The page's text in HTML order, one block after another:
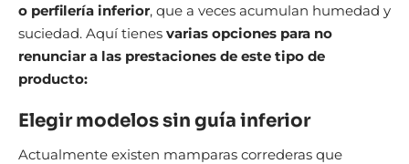
o perfilería inferior, que a veces acumulan humedad y
suciedad. Aquí tienes varias opciones para no
renunciar a las prestaciones de este tipo de
producto:
Elegir modelos sin guía inferior
Actualmente existen mamparas correderas que